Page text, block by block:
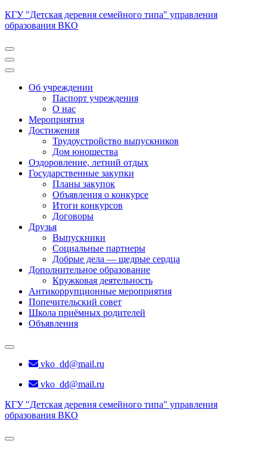
Перейти
к
(нажмите
Enter)
КГУ "Детская деревня семейного типа" управления
образования ВКО
Об учреждении
Паспорт учреждения
О нас
Мероприятия
Достижения
Трудоустройство выпускников
Дом юношества
Оздоровление, летний отдых
Государственные закупки
Планы закупок
Объявления о конкурсе
Итоги конкурсов
Договоры
Друзья
Выпускники
Социальные партнеры
Добрые дела — щедрые сердца
Дополнительное образование
Кружковая деятельность
Антикоррупционные мероприятия
Попечительский совет
Школа приёмных родителей
Объявления
vko_dd@mail.ru
vko_dd@mail.ru
КГУ "Детская деревня семейного типа" управления
образования ВКО